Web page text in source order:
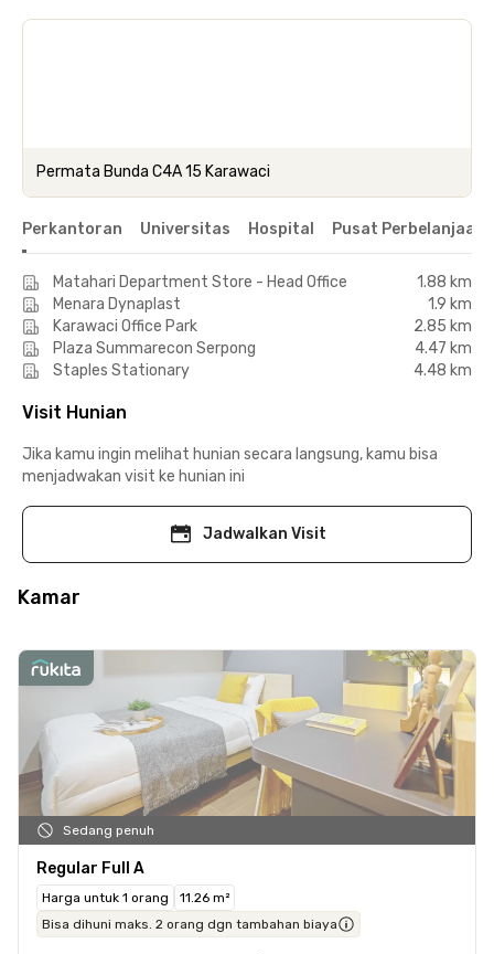
Permata Bunda C4A 15 Karawaci
Perkantoran Universitas Hospital Pusat Perbelanjaan
Matahari Department Store - Head Office
1.88 km
Menara Dynaplast
1.9 km
Karawaci Office Park
2.85 km
Plaza Summarecon Serpong
4.47 km
Staples Stationary
4.48 km
Visit Hunian
Jika kamu ingin melihat hunian secara langsung, kamu bisa
menjadwakan visit ke hunian ini
Jadwalkan Visit
Kamar
Sedang penuh
Regular Full A
Harga untuk 1 orang
11.26 m²
Bisa dihuni maks. 2 orang dgn tambahan biaya